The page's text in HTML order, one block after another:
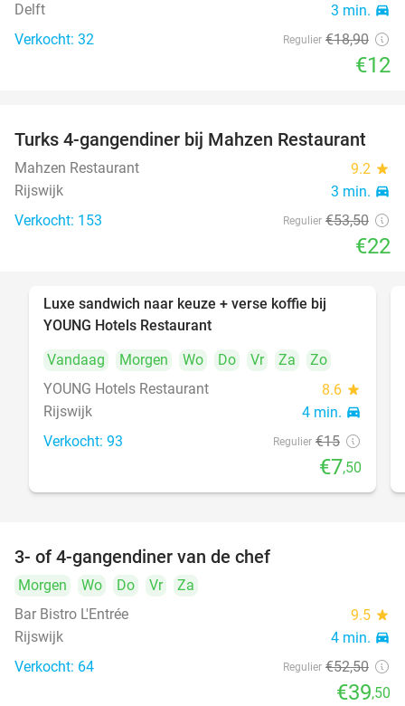
Delft 3 min. directions_car
Verkocht: 32 Regulier €18,90
€12
59%
Turks 4-gangendiner bij Mahzen Restaurant
Mahzen Restaurant 9.2 star
Rijswijk 3 min. directions_car
Verkocht: 153 Regulier €53,50
€22
Luxe sandwich naar keuze + verse koffie bij
YOUNG Hotels Restaurant
Vandaag
Morgen Wo Do Vr Za
Zo
YOUNG Hotels Restaurant
8.6 star
Rijswijk 4 min. directions_car
Verkocht: 93 Regulier €15
€7,50
3- of 4-gangendiner van de chef
Morgen Wo Do Vr
Za
Bar Bistro L'Entrée
9.5 star
Rijswijk 4 min. directions_car
Verkocht: 64 Regulier €52,50
€39,50